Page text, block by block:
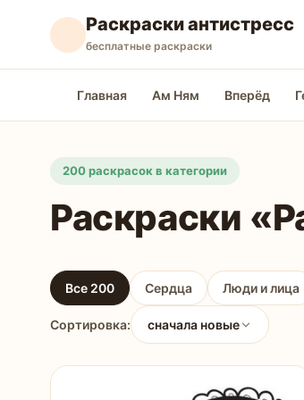
Раскраски антистресс
бесплатные раскраски
Главная Ам Ням Вперёд
200 раскрасок в категории
Раскраски
Все 200 Сердца Люди и лица
Сортировка: сначала новые